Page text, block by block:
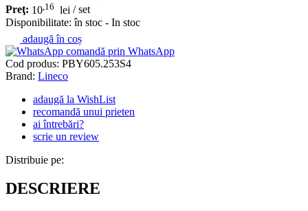
Preţ: 10 ,16 lei / set
Disponibilitate: în stoc - In stoc
adaugă în coș
comandă prin WhatsApp
Cod produs: PBY605.253S4
Brand: Lineco
adaugă la WishList
recomandă unui prieten
ai întrebări?
scrie un review
Distribuie pe:
DESCRIERE